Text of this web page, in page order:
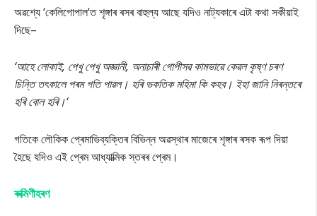
অৱশ্যে ‘কেলিগোপাল‘ত শৃঙ্গাৰ ৰসৰ বাহুল্য আছে যদিও নাট্যকাৰে এটা কথা সকীয়াই
দিছে–
‘আহে লোকাই, পেখু পেখু অজ্ঞানী, অনাচাৰী গোপীসৱ কামভাৱে কেৱল কৃষ্ণ চৰণ
চিন্তি তৎকালে পৰম গতি পাৱল। হৰি ভকতিক মহিমা কি কহব। ইহা জানি নিৰন্তৰে
হৰি বোল হৰি।‘
গতিকে লৌকিক প্ৰেমাভিব্যক্তিৰ বিভিন্ন অৱস্থাৰ মাজেৰে শৃঙ্গাৰ ৰসক ৰূপ দিয়া
হৈছে যদিও এই প্ৰেম আধ্যাত্মিক স্তৰৰ প্ৰেম।
ৰুক্মিণীহৰণ